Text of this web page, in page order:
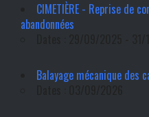
CIMETIÈRE - Reprise de
abandonnées
Balayage mécanique des